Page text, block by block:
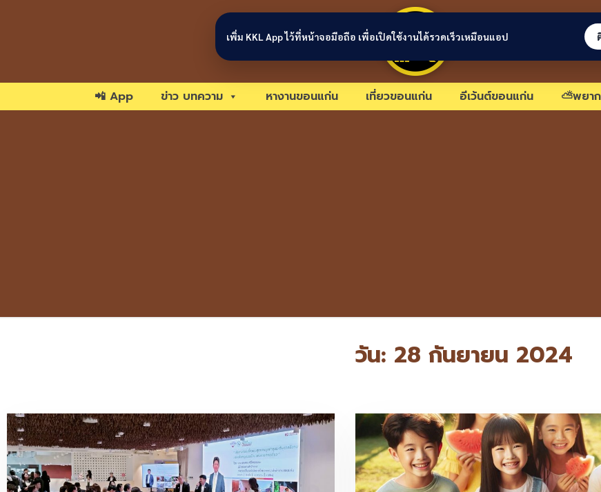
ขอนแก่นลิงก์
📲 App ข่าว บทความ หางานขอนแก่น เที่ยวขอนแก่น อีเว้นต์ขอนแก่น ⛅พยา
วัน: 28 กันยายน 2024
เพิ่ม KKL App ไว้ที่หน้าจอมือถือ เพื่อเปิดใช้งานได้รวดเร็วเหมือนแอป